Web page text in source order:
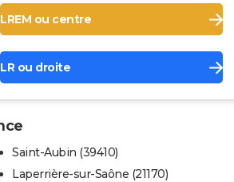
LREM ou centre
LR ou droite
Saint-Aubin (39410)
Laperrière-sur-Saône (21170)